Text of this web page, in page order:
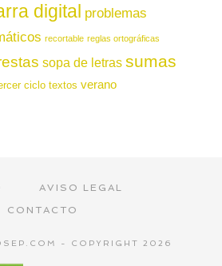
digital problemas
recortable reglas ortográficas
sopa de letras sumas
ciclo textos verano
AVISO LEGAL
CONTACTO
- COPYRIGHT 2026